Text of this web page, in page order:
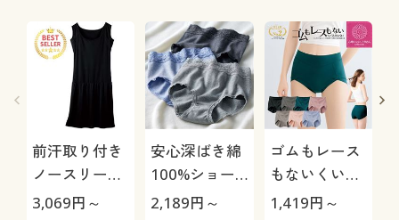
前汗取り付き
ノースリーブ
切替スリップ
3,069円～
安心深ばき綿
100%ショー
ツ・色違い3
2,189円～
ゴムもレース
もないくい込
みにくいショ
1,419円～